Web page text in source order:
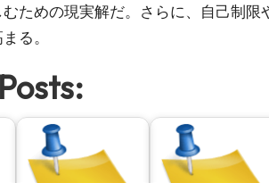
ための現実解だ。さらに、自己制
る。